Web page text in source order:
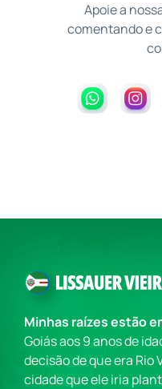
Apoie a
comentando e
Minhas raízes estão
Goiás aos 9 anos de
decisão de que era Rio
cidade que ele iria